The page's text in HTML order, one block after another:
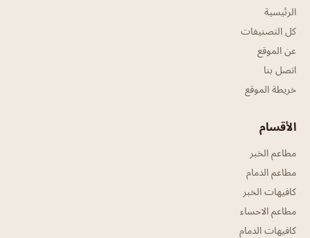
الرئيسية
كل التصنيفات
عن الموقع
اتصل بنا
خريطة الموقع
الأقسام
مطاعم الخبر
مطاعم الدمام
كافيهات الخبر
مطاعم الاحساء
كافيهات الدمام